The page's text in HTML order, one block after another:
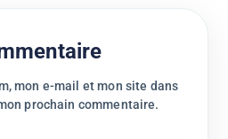
mon e-mail et mon site dans
prochain commentaire.